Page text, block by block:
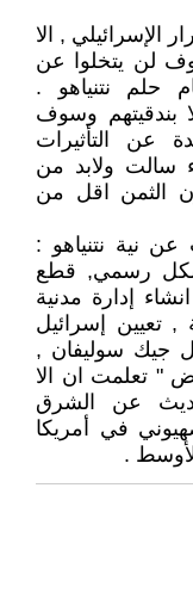
الإسرائيلي , الا
لن يتخلوا عن
حلم نتنياهو .
بندقيتهم وسوف
عن التأثيرات
سالت ولابد من
الثمن اقل من
نية نتنياهو :
رسمي, قطع
إدارة مدنية
, تعيين إسرائيل
جيك سوليفان ,
" تعلمت ان الا
عن الشرق
في أمريكا
.